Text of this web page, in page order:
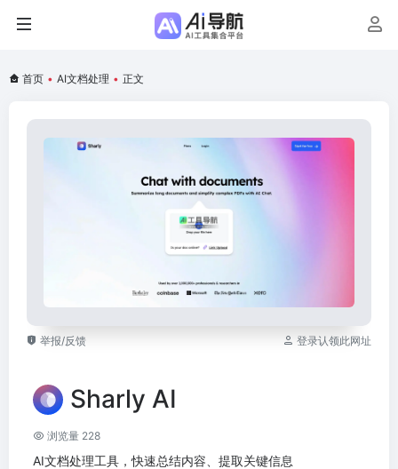
首页 • AI文档处理 • 正文
举报/反馈 登录认领此网址
Sharly AI
浏览量 228
AI文档处理工具，快速总结内容、提取关键信息